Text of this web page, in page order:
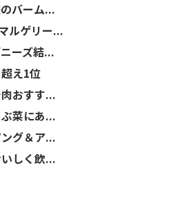
バーム...
ルゲリー...
ーズ結...
え1位
肉おすす...
菜にあ...
ング＆ア...
しく飲...